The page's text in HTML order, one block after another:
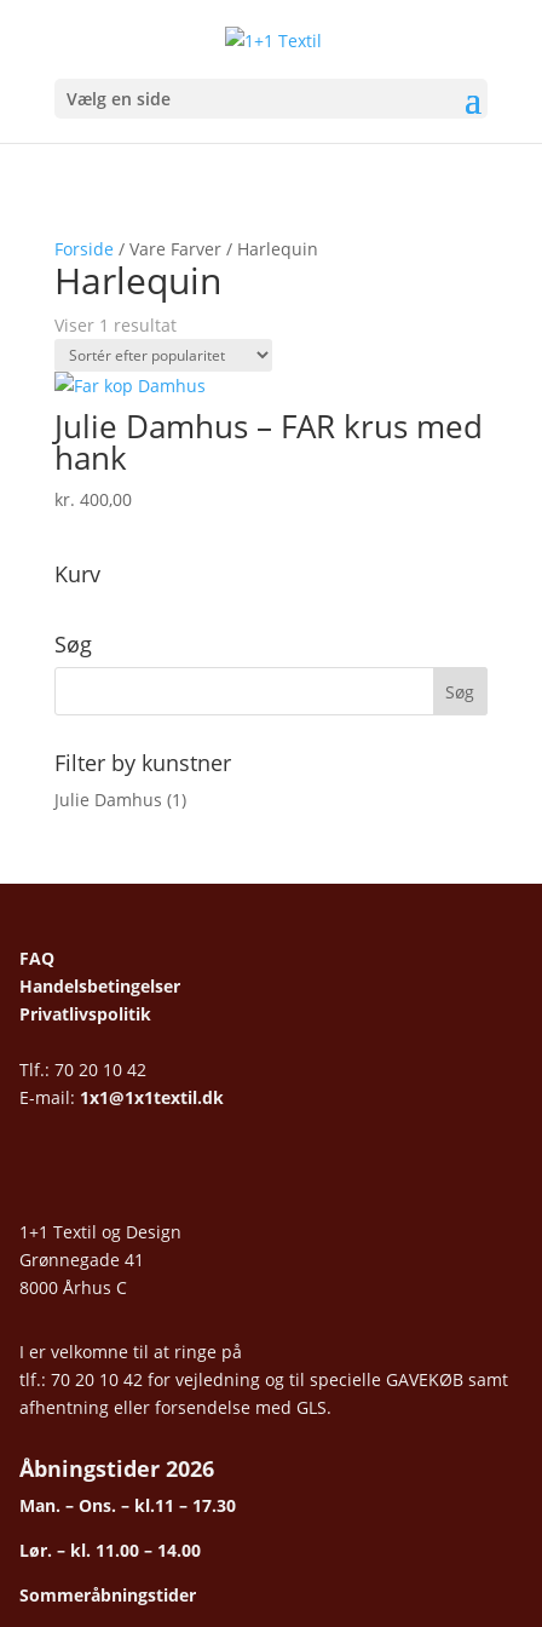
Vælg en side
Forside / Vare Farver / Harlequin
Harlequin
Viser 1 resultat
Julie Damhus – FAR krus med
hank
kr. 400,00
Kurv
Søg
Filter by kunstner
Julie Damhus (1)
FAQ
Handelsbetingelser
Privatlivspolitik
Tlf.: 70 20 10 42
E-mail: 1x1@1x1textil.dk
1+1 Textil og Design
Grønnegade 41
8000 Århus C
I er velkomne til at ringe på
tlf.: 70 20 10 42 for vejledning og til specielle GAVEKØB samt
afhentning eller forsendelse med GLS.
Åbningstider 2026
Man. – Ons. – kl.11 – 17.30
Lør. – kl. 11.00 – 14.00
Sommeråbningstider